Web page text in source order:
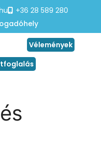
+36 28 589 280
Vélemények